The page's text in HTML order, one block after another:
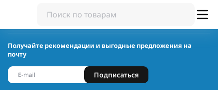
Получайте рекомендации и выгодные предложения на
почту
Подписаться